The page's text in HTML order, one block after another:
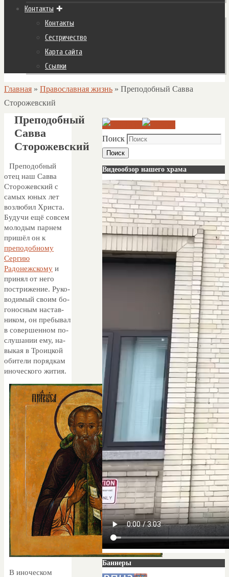
Контакты
Контакты
Сестричество
Карта сайта
Ссылки
Главная » Православная жизнь » Преподобный Савва
Сторожевский
Преподобный
Савва
Сторожевский
Преподобный
отец наш Савва
Сторожевский с
самых юных лет
возлюбил Христа.
Будучи ещё совсем
молодым парнем
пришёл он к
преподобному
Сергию
Радонежскому и
принял от него
пострижение. Ру­ко­
во­ди­мый сво­им бо­
го­нос­ным на­став­
ни­ком, он пре­бы­вал
в со­вер­шен­ном по­
слу­ша­нии ему, на­
вы­кая в Тро­иц­кой
оби­те­ли по­ряд­кам
ино­че­ско­го жи­тия.
В иноческом
Поиск
Поиск
Видеообзор нашего храма
Баннеры